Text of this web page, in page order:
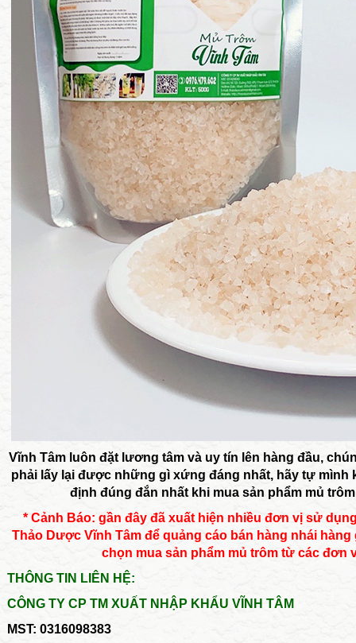
Vĩnh Tâm luôn đặt lương tâm và uy tín lên hàng đầu,
phải lấy lại được những gì xứng đáng nhất, hãy tự
định đúng đắn nhất khi mua sản phẩm mủ
* Cảnh Báo: gần đây đã xuất hiện nhiều đơn vị sử
Thảo Dược Vĩnh Tâm để quảng cáo bán hàng nhái
chọn mua sản phẩm mủ trôm từ các đơn
THÔNG TIN LIÊN HỆ:
CÔNG TY CP TM XUẤT NHẬP KHẨU VĨNH TÂM
MST: 0316098383